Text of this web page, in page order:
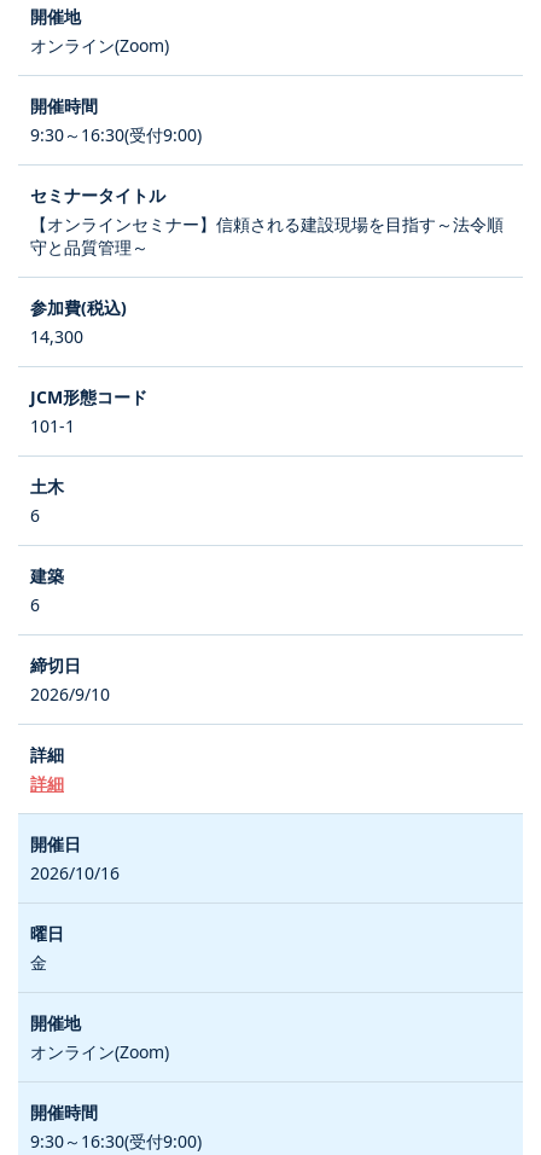
オンライン(Zoom)
9:30～16:30(受付9:00)
【オンラインセミナー】信頼される建設現場を目指す～法令順
守と品質管理～
14,300
101-1
6
6
2026/9/10
詳細
2026/10/16
金
オンライン(Zoom)
9:30～16:30(受付9:00)